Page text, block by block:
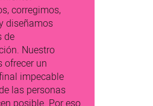
corregimos,
diseñamos
de
Nuestro
ofrecer un
impecable
las personas